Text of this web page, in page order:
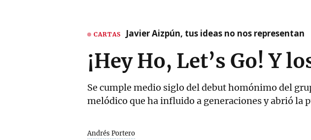
CARTAS Javier Aizpún, tus ideas no nos representan
¡Hey Ho, Let’s Go! Y
Se cumple medio siglo del debut homónimo del
melódico que ha influido a generaciones y abrió la
Andrés Portero